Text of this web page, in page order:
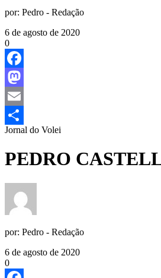
por: Pedro - Redação
6 de agosto de 2020
0
Facebook
Mastodon
Email
Share
Jornal do Volei
PEDRO
por: Pedro - Redação
6 de agosto de 2020
0